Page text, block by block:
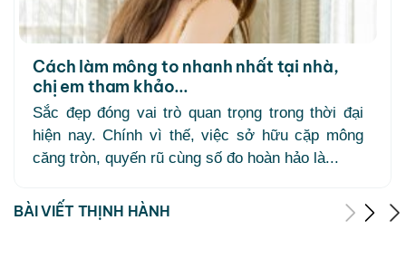
Cách làm mông to nhanh nhất tại nhà,
chị em tham khảo...
Sắc đẹp đóng vai trò quan trọng trong thời đại
hiện nay. Chính vì thế, việc sở hữu cặp mông
căng tròn, quyến rũ cùng số đo hoàn hảo là...
BÀI VIẾT THỊNH HÀNH